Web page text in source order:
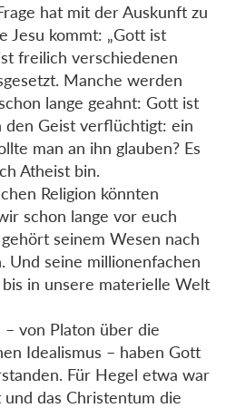
hat mit der Auskunft zu
Jesu kommt: „Gott ist
freilich verschiedenen
Manche werden
lange geahnt: Gott ist
den Geist verflüchtigt: ein
man an ihn glauben? Es
Atheist bin.
Religion könnten
schon lange vor euch
seinem Wesen nach
Und seine millionenfachen
in unsere materielle Welt
von Platon über die
Idealismus – haben Gott
Für Hegel etwa war
das Christentum die